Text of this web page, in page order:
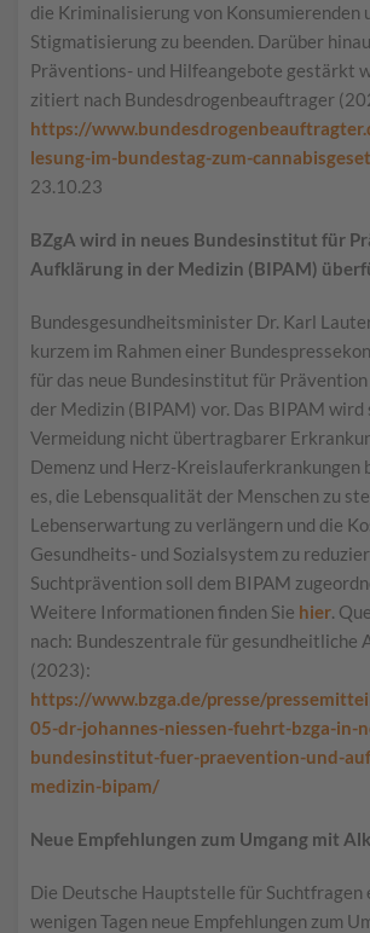
die Kriminalisierung von Konsumierenden
Stigmatisierung zu beenden. Darüber
Präventions- und Hilfeangebote gestärkt
zitiert nach Bundesdrogenbeauftrager
https://
lesung-im-bundestag-zum-
23.10.23
BZgA wird in neues Bundesinstitut für
Aufklärung in der Medizin (BIPAM)
Bundesgesundheitsminister Dr. Karl
kurzem im Rahmen einer
für das neue Bundesinstitut für
der Medizin (BIPAM) vor. Das BIPAM wird
Vermeidung nicht übertragbarer
Demenz und Herz-Kreislauferkrankungen
es, die Lebensqualität der Menschen zu
Lebenserwartung zu verlängern und die
Gesundheits- und Sozialsystem zu
Suchtprävention soll dem BIPAM
Weitere Informationen finden Sie hier.
nach: Bundeszentrale für gesundheitliche
(2023):
https://www.bzga.de/presse/
05-dr-johannes-niessen-fuehrt-bzga-in-
bundesinstitut-fuer-praevention-und-
medizin-bipam/
Neue Empfehlungen zum Umgang mit
Die Deutsche Hauptstelle für Suchtfragen
wenigen Tagen neue Empfehlungen zum